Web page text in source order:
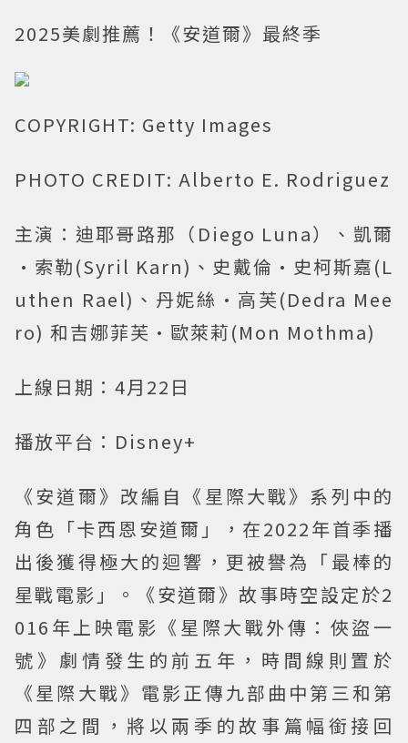
2025美劇推薦！《安道爾》最終季
COPYRIGHT: Getty Images
PHOTO CREDIT: Alberto E. Rodriguez
主演：迪耶哥路那（Diego Luna）、凱爾
·索勒(Syril Karn)、史戴倫·史柯斯嘉(L
uthen Rael)、丹妮絲·高芙(Dedra Mee
ro) 和吉娜菲芙·歐萊莉(Mon Mothma)
上線日期：4月22日
播放平台：Disney+
《安道爾》改編自《星際大戰》系列中的
角色「卡西恩安道爾」，在2022年首季播
出後獲得極大的迴響，更被譽為「最棒的
星戰電影」。《安道爾》故事時空設定於2
016年上映電影《星際大戰外傳：俠盜一
號》劇情發生的前五年，時間線則置於
《星際大戰》電影正傳九部曲中第三和第
四部之間，將以兩季的故事篇幅銜接回